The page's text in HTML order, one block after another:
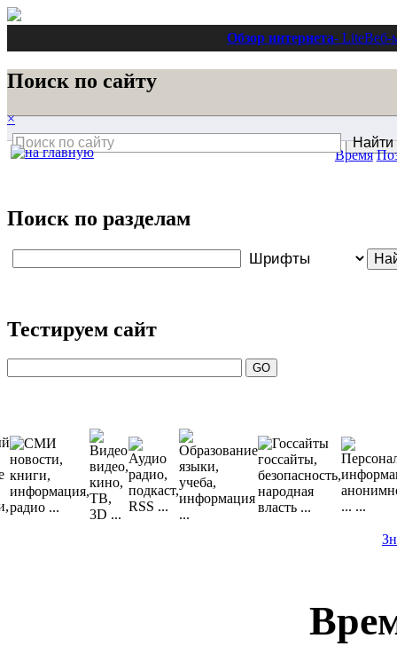
Обзор интернета- LiteВеб-
Поиск по сайту
×
Поиск по разделам
Тестируем сайт
Время